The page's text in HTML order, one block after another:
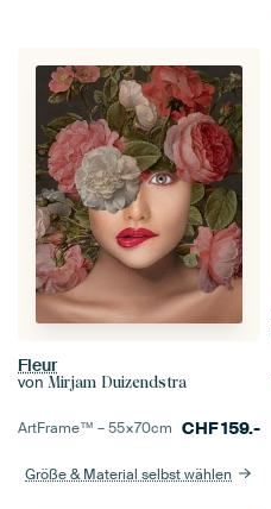
Fleur
von Mirjam Duizendstra
ArtFrame™ –55×70cm CHF159.-
Größe & Material selbst wählen